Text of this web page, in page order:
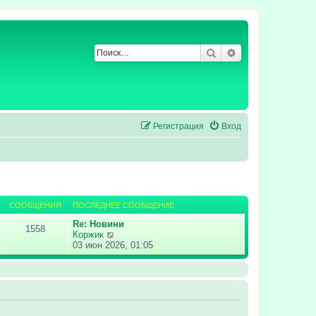
Поиск
Вход
Регистрация
СООБЩЕНИЯ ПОСЛЕДНЕЕ СООБЩЕНИЕ
1558
Re: Новини
Коржик
е
р
й
03 июн 2026, 01:05